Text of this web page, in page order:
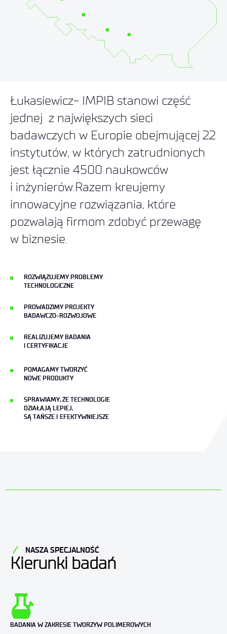
Łukasiewicz- IMPIB stanowi część
jednej z największych sieci
badawczych w Europie obejmującej 22
instytutów, w których zatrudnionych
jest łącznie 4500 naukowców
i inżynierów.Razem kreujemy
innowacyjne rozwiązania, które
pozwalają firmom zdobyć przewagę
w biznesie.
ROZWIĄZUJEMY PROBLEMY
TECHNOLOGICZNE
PROWADZIMY PROJEKTY
BADAWCZO-ROZWOJOWE
REALIZUJEMY BADANIA
I CERTYFIKACJE
POMAGAMY TWORZYĆ
NOWE PRODUKTY
SPRAWIAMY, ŻE TECHNOLOGIE
DZIAŁAJĄ LEPIEJ,
SĄ TAŃSZE I EFEKTYWNIEJSZE
NASZA SPECJALNOŚĆ
Kierunki badań
BADANIA W ZAKRESIE TWORZYW POLIMEROWYCH